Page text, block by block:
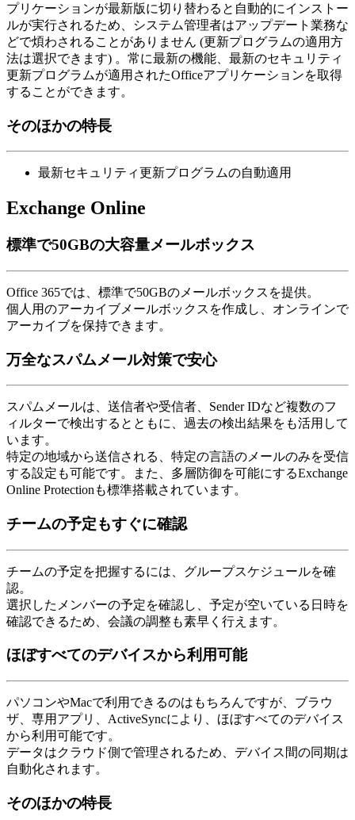
プリケーションが最新版に切り替わると自動的にインストー
ルが実行されるため、システム管理者はアップデート業務な
どで煩わされることがありません (更新プログラムの適用方
法は選択できます) 。常に最新の機能、最新のセキュリティ
更新プログラムが適用されたOfficeアプリケーションを取得
することができます。
そのほかの特長
最新セキュリティ更新プログラムの自動適用
Exchange Online
標準で50GBの大容量メールボックス
Office 365では、標準で50GBのメールボックスを提供。
個人用のアーカイブメールボックスを作成し、オンラインで
アーカイブを保持できます。
万全なスパムメール対策で安心
スパムメールは、送信者や受信者、Sender IDなど複数のフ
ィルターで検出するとともに、過去の検出結果をも活用して
います。
特定の地域から送信される、特定の言語のメールのみを受信
する設定も可能です。また、多層防御を可能にするExchange
Online Protectionも標準搭載されています。
チームの予定もすぐに確認
チームの予定を把握するには、グループスケジュールを確
認。
選択したメンバーの予定を確認し、予定が空いている日時を
確認できるため、会議の調整も素早く行えます。
ほぼすべてのデバイスから利用可能
パソコンやMacで利用できるのはもちろんですが、ブラウ
ザ、専用アプリ、ActiveSyncにより、ほぼすべてのデバイス
から利用可能です。
データはクラウド側で管理されるため、デバイス間の同期は
自動化されます。
そのほかの特長